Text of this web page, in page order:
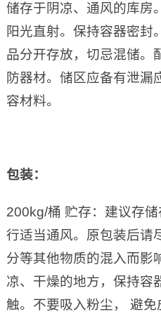
储存于阴凉、通风的库房
阳光直射。保持容器密封
品分开存放，切忌混储。
防器材。储区应备有泄漏
容材料。
包装：
200kg/桶 贮存：建议存
行适当通风。原包装后请
分等其他物质的混入而影
凉、干燥的地方，保持容
触。不要吸入粉尘， 避